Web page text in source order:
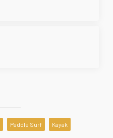
Paddle Surf Kayak